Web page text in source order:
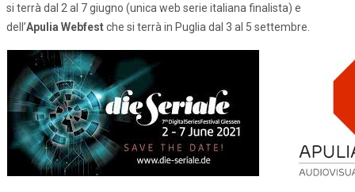
si terrà dal 2 al 7 giugno (unica web serie italiana finalista) e
dell’Apulia Webfestche si terrà in Puglia dal 3 al 5 settembre.